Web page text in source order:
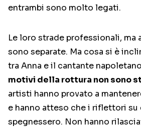
entrambi sono molto legati.
Le loro strade professionali, ma
sono separate. Ma cosa si è
tra Anna e il cantante
motivi della rottura non sono
artisti hanno provato a
e hanno atteso che i riflettori su
spegnessero. Non hanno